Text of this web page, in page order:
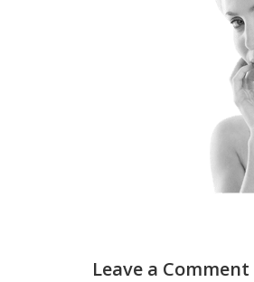
Leave a Comment